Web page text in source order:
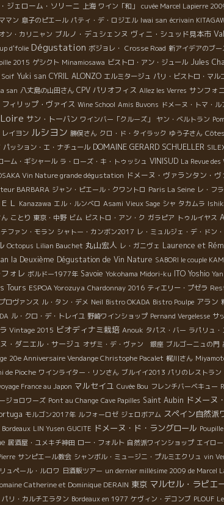
ジェローム・ソリーニ 上海 ワイン「和」 cuvée Marcel Lapierre
マン 息子のピエール パティ・デ・ロジエル Iwai san écrivain
ン・カリニャン ブルノ・デュシェンヌ ヴィニ・シュッド見本市
d'folie Dégustation ボジョレ・ Crosse Road 新アイデアのブー
2015 ゲシクト Minamiosawa ビストロ・アン・ジュール Jules
Yuki san CYRIL ALONZO エルミタージュ パリ・ビストロ・マル
san 八丈島の山田さん CPV パリオフィス Allez les Verres サンフォ
フィリップ・ヴァイス Wine School Amis Buvons ドメーヌ・トマ・ル
Loire サン・トーバン ワインバー「クルーズ」 ヤン・ベルトラン
レイヨン ルシヨン 勝俣さん クロ・ド・タイラック ゆう子さん
パッション・エ・ナチュール DOMAINE GERARD SCHUELLER
ーム・ギシャール ラ・ローズ・キ・トゥッシュ VINISUD La Revue
Vin Nature grande dégustation ドメーヌ・ヴァランタン・ヴ
BARBARA ジャン・ピエール・クワントロ Paris La Seine レ・フ
Ｌ Kanazawa エル・ルンベロ Asami Vieux Sage シャ タカムラ
ことり 東京・中野 ビム ビストロ・アン・ク ガラピア トゥルイヤス
ファン・モラン シャトー・カンボン2017 レ・ミュルジェ・デ・ドン
Octopus Lilian Bauchet 丸山宏人 レ・ガニヴェ Laurence et
la Deuxième Dégustation de Vin Nature SABORI le couple
ォレ ボルドー1977年 Savoie Yokohama Midori-ku ITO Yoshio
Tours ESPOA Yorozuya Chardonnay 2016 ティエリー・プゼラ
ロヴァンス ル・タン・デメ Neil Bistro OKADA Bistro Poulpe アラン
ル・クロ・デ・トレイユ 野崎ワインショップ Pernand Vergelesse サ
Vintage 2015 ビオディナミ栽培 Anouk タパス・バー ラパリュ
・ダニエル・サージュ オザミ・デ・ヴァン 銀座 ブルゴーニュの門
20e Anniversaire Vendange Christophe Pacalet 梶川さん
de Pioche ワインライター・リンさん ブルイイ2013 パリのレストラン
France au Japon マルセイユ Cuvée Bou フレンチバーベキュー
ジョロワーズ Pont au Change Cave Papilles Saint Aubin ドメーヌ
モルゴン2017年 ルフォーロゼ ジェロボアム スペイン自然派
LIN Yusen GUCITE ドメーヌ・ド・ラングロール
居酒屋・ユメキチ神田 ロー・フォルト 自然派ワインショップ エイロ
サンピエール教会 シャンボル・ミュージニ・プルミエクリュ vin
リュペール・ルロワ 日酒販ツアー un dernier millésime 2009 de Marcel
Catherine et Dominique DERAIN 東京 マルセル・ラピエ
パリ・カルチエラタン Bordeaux en 1977 ケヴィン・デコンブ PLOUF